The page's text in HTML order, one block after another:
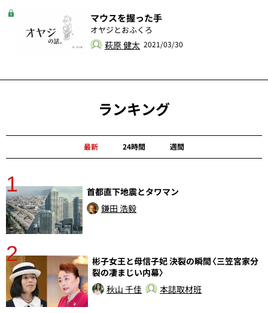
マウスを握った手
オヤジとおふくろ
萩原 健太 2021/03/30
ランキング
最新 24時間 週間
1
首都直下地震とタワマン
鎌田 浩毅
2
彬子女王と母信子妃 決裂の瞬間〈三笠宮家分
裂の凄まじい内幕〉
秋山 千佳
本誌取材班